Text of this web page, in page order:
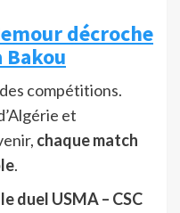
décroche
Bakou
compétitions.
et
chaque match
.
le duel USMA – CSC